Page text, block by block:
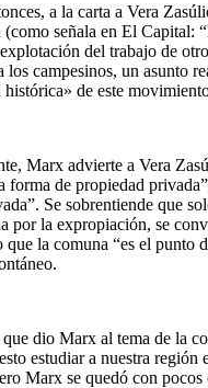
a la carta a Vera
señala en El Capital:
del trabajo de
los campesinos, un asunto
de este
Marx advierte a Vera
forma de propiedad
Se sobrentiende que
por la expropiación, se
que la comuna “es el punto
dio Marx al tema de la
estudiar a nuestra
Marx se quedó con